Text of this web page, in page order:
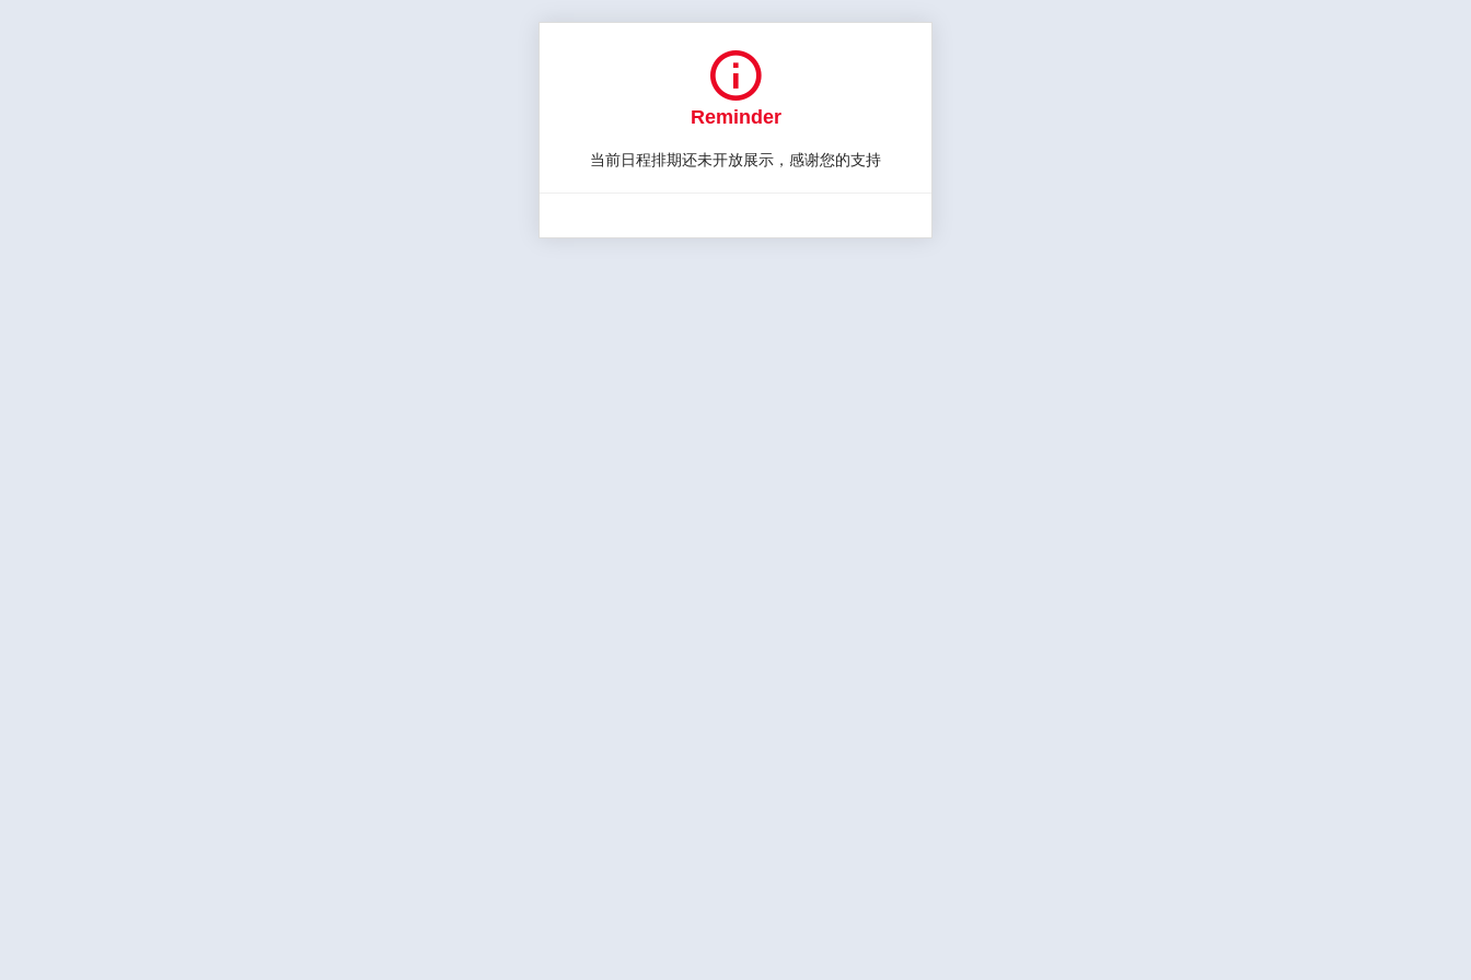

Reminder
当前日程排期还未开放展示，感谢您的支持